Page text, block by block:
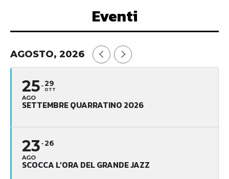
Eventi
AGOSTO, 2026
25
AGO
29
OTT
SETTEMBRE QUARRATINO 2026
23
AGO
26
SCOCCA L’ORA DEL GRANDE JAZZ